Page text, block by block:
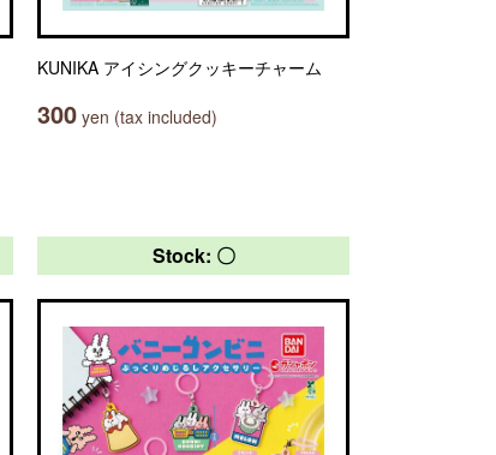
KUNIKA アイシングクッキーチャーム
300 yen (tax included)
Stock: 〇